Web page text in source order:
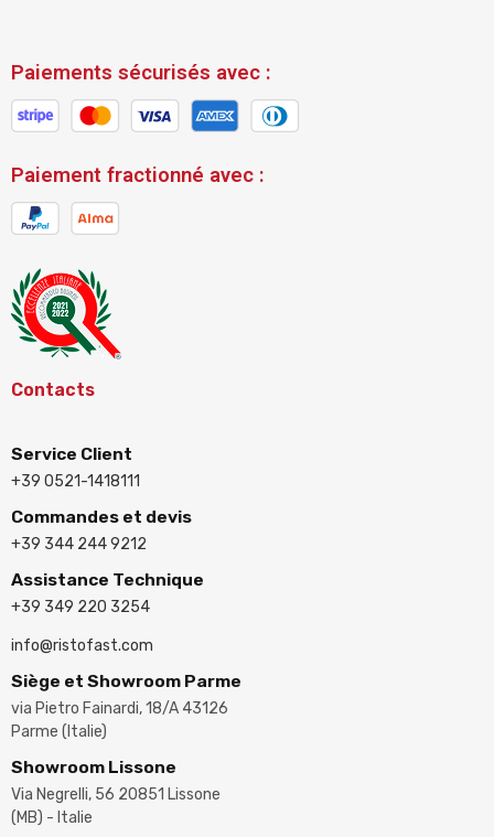
Paiements sécurisés avec :
Paiement fractionné avec :
Contacts
Service Client
+39 0521-1418111
Commandes et devis
+39 344 244 9212
Assistance Technique
+39 349 220 3254
info@ristofast.com
Siège et Showroom Parme
via Pietro Fainardi, 18/A 43126
Parme (Italie)
Showroom Lissone
Via Negrelli, 56 20851 Lissone
(MB) - Italie